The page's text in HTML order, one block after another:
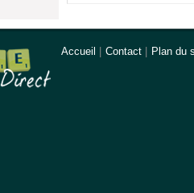
Accueil Contact Plan du